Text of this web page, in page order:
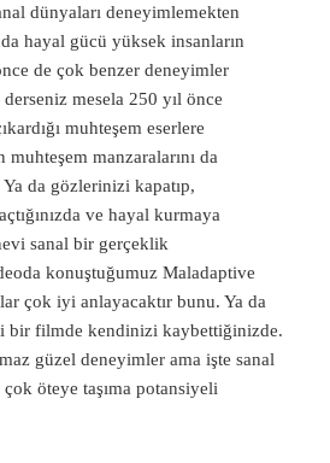
dünyaları deneyimlemekten
hayal gücü yüksek insanların
de çok benzer deneyimler
mesela 250 yıl önce
muhteşem eserlere
muhteşem manzaralarını da
da gözlerinizi kapatıp,
ve hayal kurmaya
sanal bir gerçeklik
konuştuğumuz Maladaptive
çok iyi anlayacaktır bunu. Ya da
bir filmde kendinizi kaybettiğinizde.
güzel deneyimler ama işte sanal
öteye taşıma potansiyeli